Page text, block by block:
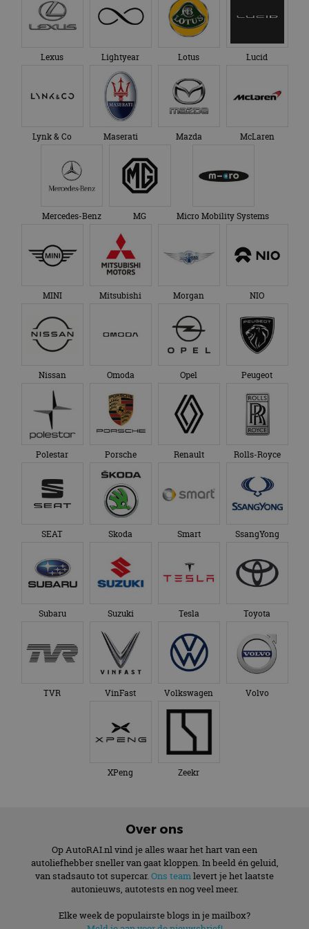
Lexus Lightyear Lotus Lucid
Lynk & Co Maserati Mazda McLaren
Mercedes-Benz MG Micro Mobility Systems
MINI Mitsubishi Morgan NIO
Nissan Omoda Opel Peugeot
Polestar Porsche Renault Rolls-Royce
SEAT Skoda Smart SsangYong
Subaru Suzuki Tesla Toyota
TVR VinFast Volkswagen Volvo
XPeng Zeekr
Over ons
Op AutoRAI.nl vind je alles waar het hart van een
autoliefhebber sneller van gaat kloppen. In beeld én geluid,
van stadsauto tot supercar. Ons teamlevert je het laatste
autonieuws, autotests en nog veel meer.
Elke week de populairste blogs in je mailbox?